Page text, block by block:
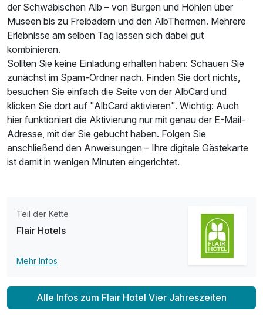
Ausstattung
Für 8 Tage 719,00 €
der Schwäbischen Alb – von Burgen und Höhlen über
Museen bis zu Freibädern und den AlbThermen. Mehrere
Erlebnisse am selben Tag lassen sich dabei gut
kombinieren.
Sollten Sie keine Einladung erhalten haben: Schauen Sie
zunächst im Spam-Ordner nach. Finden Sie dort nichts,
besuchen Sie einfach die Seite von der AlbCard und
klicken Sie dort auf "AlbCard aktivieren". Wichtig: Auch
hier funktioniert die Aktivierung nur mit genau der E-Mail-
Adresse, mit der Sie gebucht haben. Folgen Sie
anschließend den Anweisungen – Ihre digitale Gästekarte
ist damit in wenigen Minuten eingerichtet.
Teil der Kette
Flair Hotels
Mehr Infos
Alle Infos zum Flair Hotel Vier Jahreszeiten